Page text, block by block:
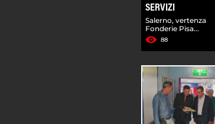
SERVIZI
Salerno, vertenza
Fonderie Pisa...
88